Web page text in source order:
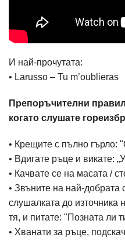
И най-прочутата:
• Larusso – Tu m’oublieras
Препоръчителни
когато слушате
• Крещите с пълно гърло:
• Вдигате ръце и викате:
• Качвате се на масата /
• Звъните на най-добрата
слушалката до източника
тя, и питате: "Позната ли
• Хванати за ръце,